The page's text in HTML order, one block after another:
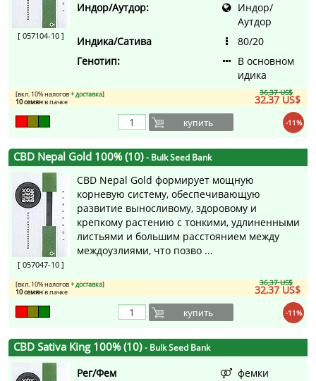
[ 057104-10 ]
Индор/Аутдор:
Индор/
Аутдор
Индика/Сатива
80/20
Генотип:
В основном
идика
36,37 US$
32,37 US$
[вкл. 10% налогов+ доставка]
10 семянв пачке
-11%
купить
CBD Nepal Gold 100% (10)- Bulk Seed Bank
[ 057047-10 ]
CBD Nepal Gold формирует мощную
корневую систему, обеспечивающую
развитие выносливому, здоровому и
крепкому растению с тонкими, удлиненными
листьями и большим расстоянием между
междоузлиями, что позво ...
36,37 US$
32,37 US$
[вкл. 10% налогов+ доставка]
10 семянв пачке
-11%
купить
CBD Sativa King 100% (10)- Bulk Seed Bank
Рег/Фем
фемки